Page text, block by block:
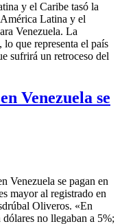
y el Caribe tasó la
Latina y el
Venezuela. La
que representa el país
sufrirá un retroceso del
Venezuela se
Venezuela se pagan en
mayor al registrado en
Oliveros. «En
dólares no llegaban a 5%;